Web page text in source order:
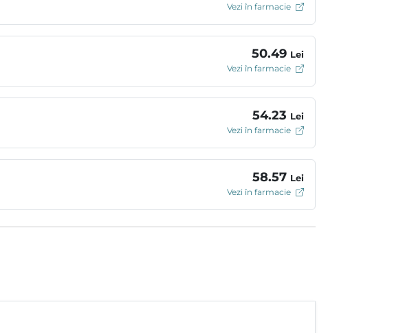
Vezi în farmacie
50.49 Lei
Vezi în farmacie
54.23 Lei
Vezi în farmacie
58.57 Lei
Vezi în farmacie